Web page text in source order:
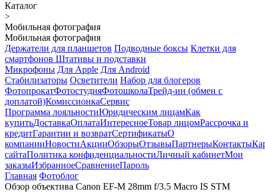
Каталог
>
Мобильная фотография
Мобильная фотография
Держатели для планшетов Подводные боксы Клетки для
смартфонов Штативы и подставки
Микрофоны Для Apple Для Android
Стабилизаторы Осветители Набор для блогеров
ФотопрокатФотостудияФотошколаТрейд-ин (обмен с
доплатой)КомиссионкаСервис
Программа лояльностиЮридическим лицамКак
купитьДоставкаОплатаИнтересноеТовар лицомРассрочка и
кредитГарантии и возвратСертификатыО
компанииНовостиАкцииОбзорыОтзывыПартнерыКонтакты
сайтаПолитика конфиденциальностиЛичный кабинетМои
заказыИзбранноеСравнениеПароль
Главная Фотоблог
Обзор объектива Canon EF-M 28mm f/3.5 Macro IS STM